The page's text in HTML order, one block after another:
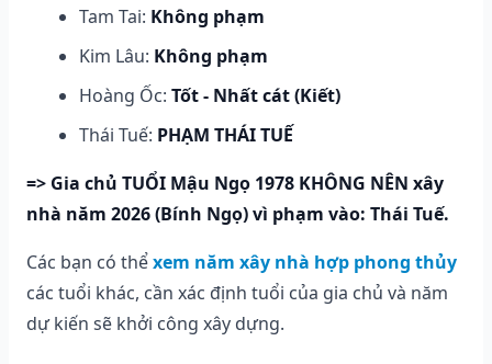
Tam Tai: Không phạm
Kim Lâu: Không phạm
Hoàng Ốc: Tốt - Nhất cát (Kiết)
Thái Tuế: PHẠM THÁI TUẾ
=> Gia chủ TUỔI Mậu Ngọ 1978 KHÔNG NÊN xây
nhà năm 2026 (Bính Ngọ) vì phạm vào: Thái Tuế.
Các bạn có thểxem năm xây nhà hợp phong thủy
các tuổi khác, cần xác định tuổi của gia chủ và năm
dự kiến sẽ khởi công xây dựng.